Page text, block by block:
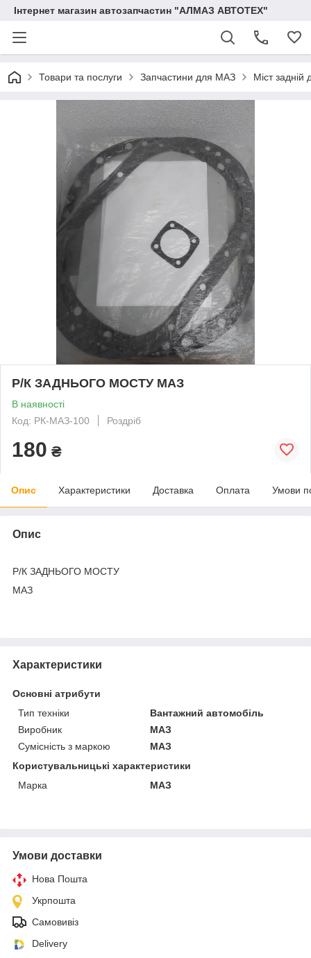
Інтернет магазин автозапчастин "АЛМАЗ АВТОТЕХ"
Товари та послуги Запчастини для МАЗ Міст
Р/К ЗАДНЬОГО МОСТУ МАЗ
В наявності
Код: РК-МАЗ-100
Роздріб
180 ₴
Опис Характеристики Доставка Оплата Умови
Опис
Р/К ЗАДНЬОГО МОСТУ
МАЗ
Характеристики
Основні атрибути
Тип техніки
Вантажний автомобіль
Виробник
МАЗ
Сумісність з маркою
МАЗ
Користувальницькі характеристики
Марка
МАЗ
Умови доставки
Нова Пошта
Укрпошта
Самовивіз
Delivery